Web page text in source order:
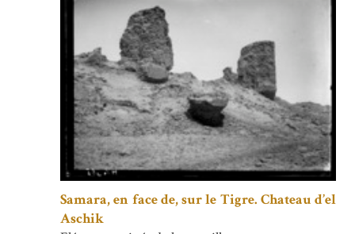
Samara, en face de, sur le Tigre. Chateau d’el
Aschik